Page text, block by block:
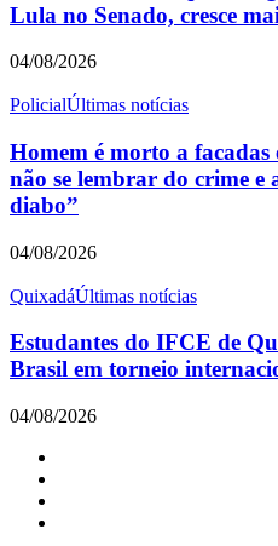
Lula no Senado, cresce
04/08/2026
PolicialÚltimas notícias
Homem é morto a
não se lembrar do crime e
diabo”
04/08/2026
QuixadáÚltimas notícias
Estudantes do IFCE de
Brasil em torneio
04/08/2026